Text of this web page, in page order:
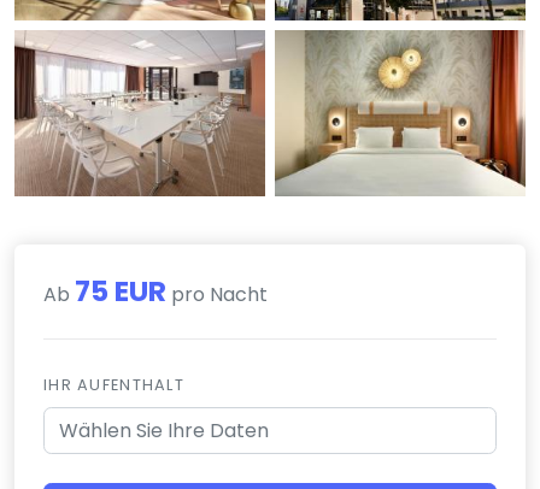
Ab 75 EUR pro Nacht
IHR AUFENTHALT